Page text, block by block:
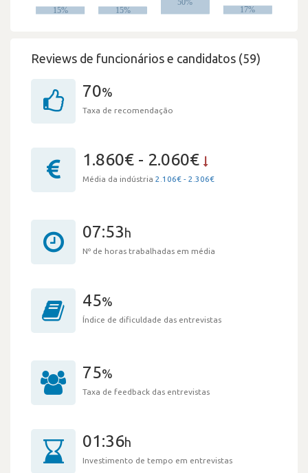
Reviews de funcionários e candidatos (59)
70%
Taxa de recomendação
1.860€ - 2.060€
Média da indústria 2.106€ - 2.306€
07:53h
Nº de horas trabalhadas em média
45%
Índice de dificuldade das entrevistas
75%
Taxa de feedback das entrevistas
01:36h
Investimento de tempo em entrevistas